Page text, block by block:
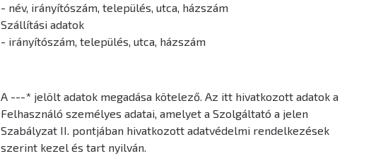
- név, irányítószám, település, utca, házszám
Szállítási adatok
- irányítószám, település, utca, házszám
A ---* jelölt adatok megadása kötelező. Az itt hivatkozott adatok a
Felhasználó személyes adatai, amelyet a Szolgáltató a jelen
Szabályzat II. pontjában hivatkozott adatvédelmi rendelkezések
szerint kezel és tart nyilván.